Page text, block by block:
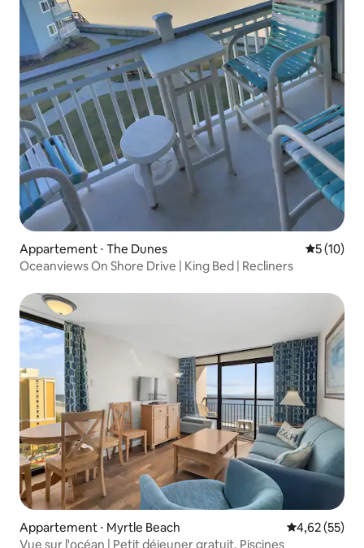
Appartement ⋅ The Dunes
5 (10)
Oceanviews On Shore Drive | King Bed | Recliners
Appartement ⋅ Myrtle Beach Évaluation
4,62 (55)
Vue sur l'océan | Petit déjeuner gratuit. Piscines